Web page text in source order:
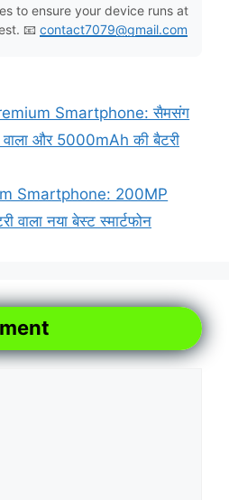
to ensure your device runs at
📧 contact7079@gmail.com
Smartphone: सैमसंग
और 5000mAh की बैटरी
Smartphone: 200MP
नया बेस्ट स्मार्टफोन